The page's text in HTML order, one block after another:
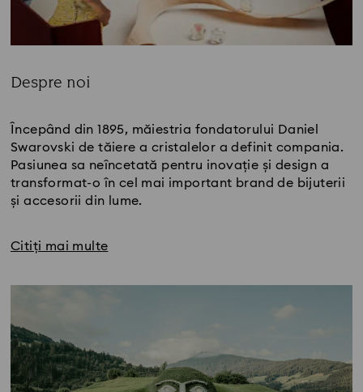
Despre noi
Începând din 1895, măiestria fondatorului Daniel
Swarovski de tăiere a cristalelor a definit compania.
Pasiunea sa neîncetată pentru inovație și design a
transformat-o în cel mai important brand de bijuterii
și accesorii din lume.
Citiți mai multe